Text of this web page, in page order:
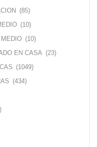
(85)
(10)
(10)
EN CASA
(23)
(1049)
(434)